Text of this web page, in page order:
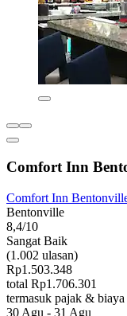
Comfort Inn
Comfort Inn
Bentonville
8,4/10
Sangat Baik
(1.002 ulasan)
Rp1.503.348
total Rp1.706.301
termasuk pajak &
30 Agu - 31 Agu